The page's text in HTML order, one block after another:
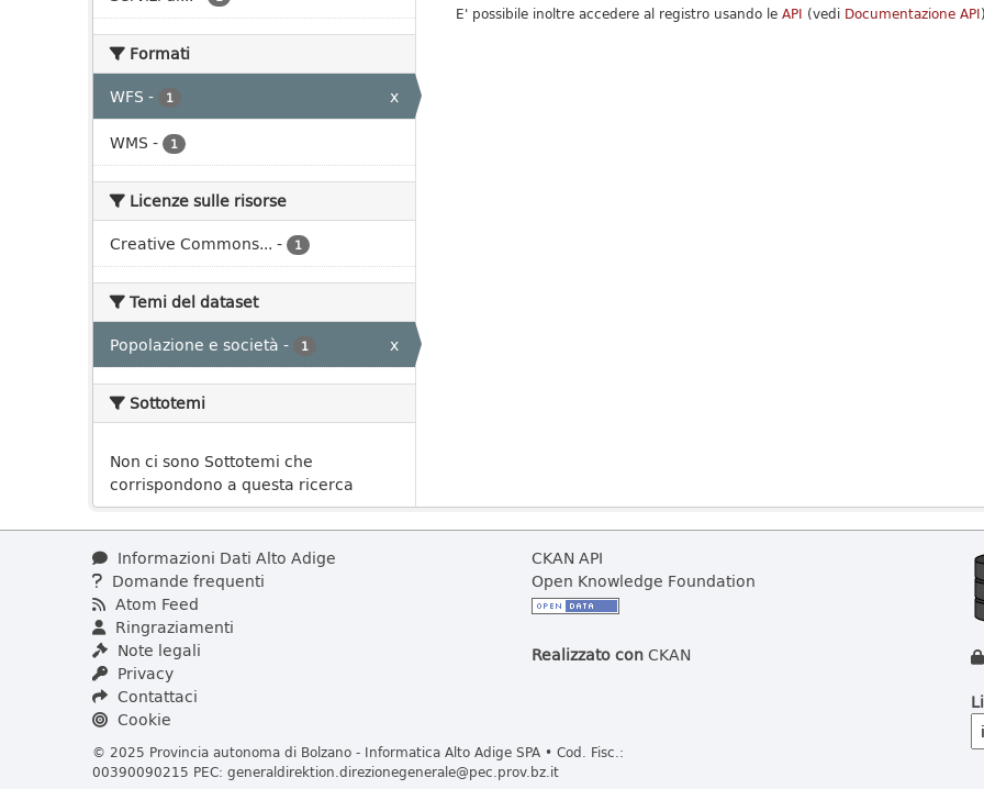
Formati
WFS - 1
x
WMS - 1
Licenze sulle risorse
Creative Commons... - 1
Temi del dataset
Popolazione e società - 1 x
Sottotemi
Non ci sono Sottotemi che
corrispondono a questa ricerca
E' possibile inoltre accedere al registro usando le API (vedi Documentazione API
Informazioni Dati Alto Adige
Domande frequenti
Atom Feed
Ringraziamenti
Note legali
Privacy
Contattaci
Cookie
© 2025 Provincia autonoma di Bolzano - Informatica Alto Adige SPA • Cod. Fisc.:
00390090215 PEC: generaldirektion.direzionegenerale@pec.prov.bz.it
CKAN API
Open Knowledge Foundation
Realizzato conCKAN